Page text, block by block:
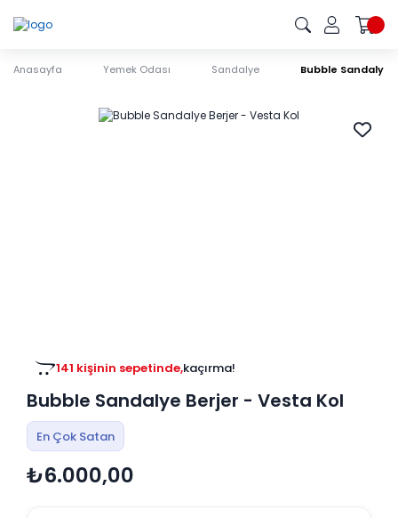
Anasayfa Yemek Odası Sandalye Bubble Sandalye
141 kişinin sepetinde,kaçırma!
Bubble Sandalye Berjer - Vesta Kol
En Çok Satan
₺6.000,00